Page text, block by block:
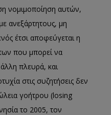
νομιμοποίηση αυτών,
ανεξάρτητους, μη
έτσι αποφεύγεται η
που μπορεί να
πλευρά, και
στις συζητήσεις δεν
γοήτρου (losing
το 2005, τον